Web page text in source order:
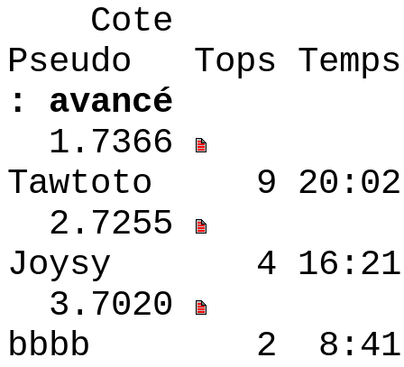
Cote
Pseudo Tops
: avancé
1.7366
Tawtoto 9
2.7255
Joysy 4
3.7020
bbbb 2 8:41